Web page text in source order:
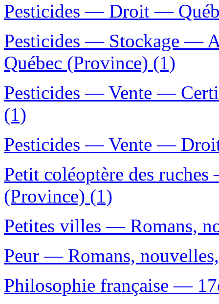
Pesticides — Droit —
Pesticides — Stockage —
Québec (Province) (1)
Pesticides — Vente —
(1)
Pesticides — Vente —
Petit coléoptère des
(Province) (1)
Petites villes — Romans,
Peur — Romans,
Philosophie française —